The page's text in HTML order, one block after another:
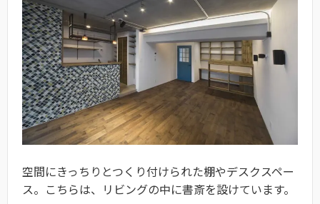
空間にきっちりとつくり付けられた棚やデスクスペー
ス。こちらは、リビングの中に書斎を設けています。